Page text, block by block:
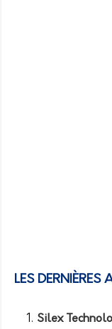
LES DERNIÈRES
Silex